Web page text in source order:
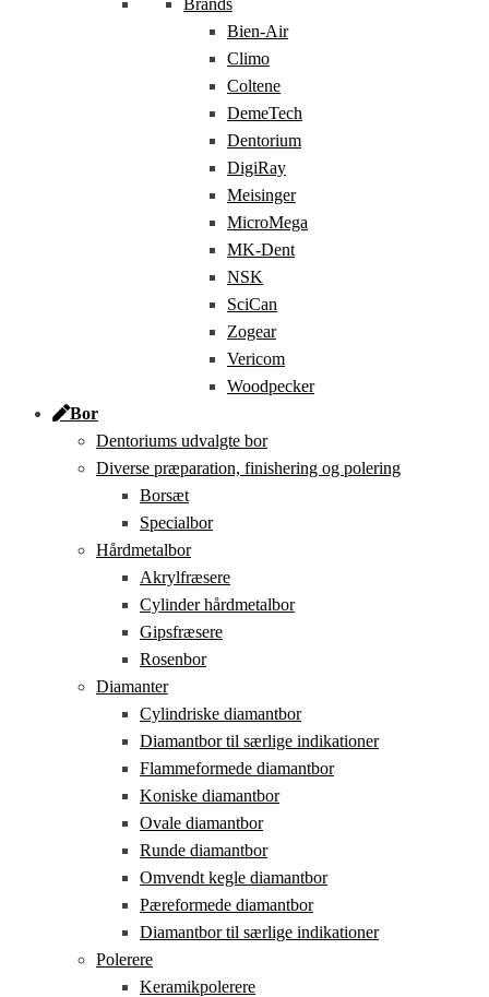
Bien-Air
Climo
Coltene
DemeTech
Dentorium
DigiRay
Meisinger
MicroMega
MK-Dent
NSK
SciCan
Zogear
Vericom
Woodpecker
Bor
Dentoriums udvalgte bor
Diverse præparation, finishering og polering
Borsæt
Specialbor
Hårdmetalbor
Akrylfræsere
Cylinder hårdmetalbor
Gipsfræsere
Rosenbor
Diamanter
Cylindriske diamantbor
Diamantbor til særlige indikationer
Flammeformede diamantbor
Koniske diamantbor
Ovale diamantbor
Runde diamantbor
Omvendt kegle diamantbor
Pæreformede diamantbor
Diamantbor til særlige indikationer
Polerere
Keramikpolerere